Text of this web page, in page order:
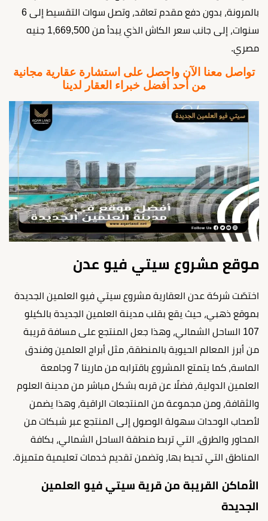
بالمرونة، بدون دفع مقدم تعاقد، وتصل سوات التقسيط إلى 6
سنوات، إلى جانب سعر الكاش الذي يبدأ من 1,669,500 جنيه
مصري.
تواصل معنا الآن واحصل على استشارة عقارية مجانية
من أحد أفضل خبراء العقار لدينا
موقع مشروع سيتي فيو عدن
اختصّت شركة عدن العقارية مشروع سيتي فيو العلمين الجديدة
بموقع ذهبي، حيث يقع بقلب مدينة العلمين الجديدة بالكيلو
107 الساحل الشمالي، وهذا جعل المنتجع على مسافة قريبة
من أبرز المعالم الحيوية بالمنطقة، مثل أبراج العلمين وفندق
الماسة، كما يتمتع المشروع باقترابه من مارينا 7 وجامعة
العلمين الدولية، فضلًا عن قربه بشكل مباشر من مدينة العلوم
والثقافة، ومن مجموعة من المنتجعات الراقية، وهذا يضمن
لأصحاب الوحدات سهولة الوصول إلى المنتجع عبر شبكات من
المحاور والطرق، التي تربط منطقة الساحل الشمالي، بكافة
المناطق التي تحيط بها، وتضمن تقديم خدمات تعليمية متميزة.
الأماكن القريبة من قرية سيتي فيو العلمين
الجديدة